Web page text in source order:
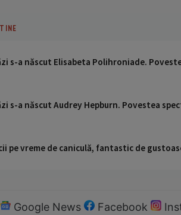
s-a născut Elisabeta Polihroniade.
s-a născut Audrey Hepburn. Povestea
pe vreme de caniculă, fantastic de
Google News Facebook